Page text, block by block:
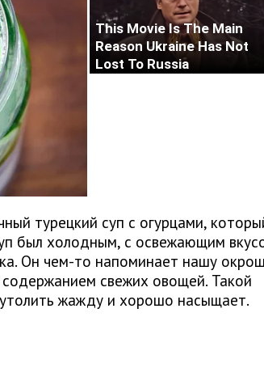
турецкий суп с огурцами,
был холодным, с освежающим
Он чем-то напоминает нашу
свежих овощей. Такой
жажду и хорошо насыщает.